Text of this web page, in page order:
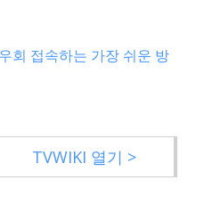
회 접속하는 가장 쉬운 방
TVWIKI 열기 >